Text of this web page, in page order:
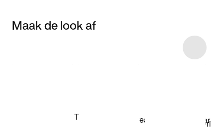
Maak de look af